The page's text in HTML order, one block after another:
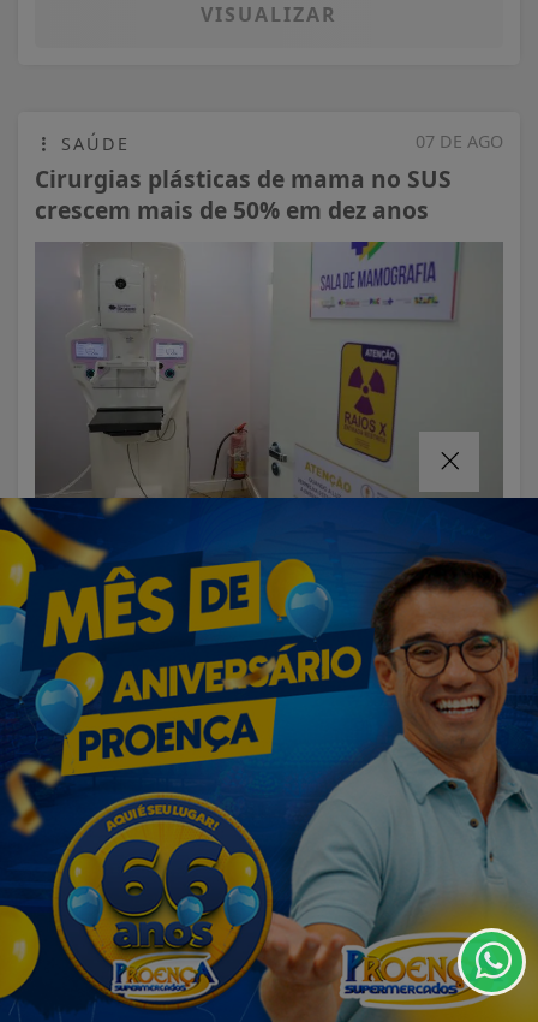
VISUALIZAR
07 DE AGO
SAÚDE
Cirurgias plásticas de mama no SUS
crescem mais de 50% em dez anos
VISUALIZAR
07 DE AGO
EDUCAÇÃO
Fies começa a convocar nesta sexta
estudantes em lista de espera
Termos de Uso e Privacidade
Esse site utiliza cookies para melhorar sua
experiência de navegação. Ao continuar o acesso,
entendemos que você concorda com nossos Termos
de Uso e Privacidade.
PARA MAIS INFORMAÇÕES, ACESSE NOSSOS TERMOS
CLICANDO AQUI
PROSSEGUIR